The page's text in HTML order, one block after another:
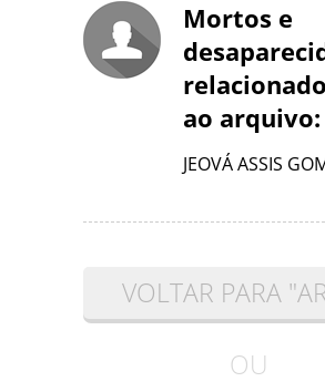
Mortos e
ao arquivo:
JEOVÁ ASSIS
VOLTAR PARA
OU